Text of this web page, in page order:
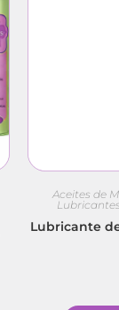
Aceites de
Lubricante